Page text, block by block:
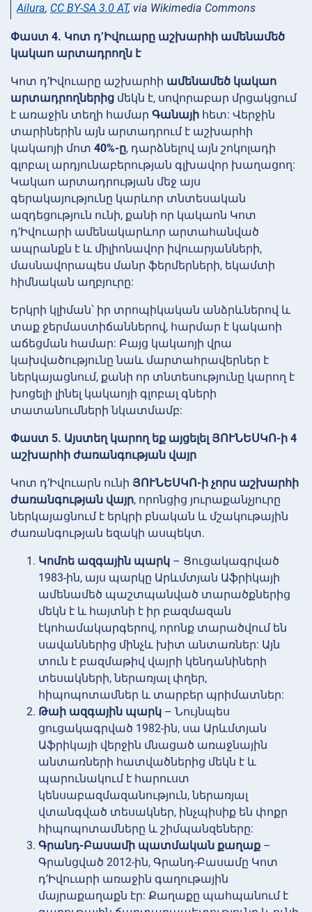
Ailura, CC BY-SA 3.0 AT, via Wikimedia Commons
Փաստ 4. Կոտ դ’Իվուարը աշխարհի ամենամեծ
կակաո արտադրողն է
Կոտ դ’Իվուարը աշխարհի ամենամեծ կակաո
արտադրողներից մեկն է, սովորաբար մրցակցում
է առաջին տեղի համար Գանայի հետ: Վերջին
տարիներին այն արտադրում է աշխարհի
կակաոյի մոտ 40%-ը, դարձնելով այն շոկոլադի
գլոբալ արդյունաբերության գլխավոր խաղացող:
Կակաո արտադրության մեջ այս
գերակայությունը կարևոր տնտեսական
ազդեցություն ունի, քանի որ կակաոն Կոտ
դ’Իվուարի ամենակարևոր արտահանված
ապրանքն է և միլիոնավոր իվուարյանների,
մասնավորապես մանր ֆերմերների, եկամտի
հիմնական աղբյուրը:
Երկրի կլիման՝ իր տրոպիկական անձրևներով և
տաք ջերմաստիճաններով, հարմար է կակաոի
աճեցման համար: Բայց կակաոյի վրա
կախվածությունը նաև մարտահրավերներ է
ներկայացնում, քանի որ տնտեսությունը կարող է
խոցելի լինել կակաոյի գլոբալ գների
տատանումների նկատմամբ:
Փաստ 5. Այստեղ կարող եք այցելել ՅՈՒՆԵՍԿՈ-ի 4
աշխարհի ժառանգության վայր
Կոտ դ’Իվուարն ունի ՅՈՒՆԵՍԿՈ-ի չորս աշխարհի
ժառանգության վայր, որոնցից յուրաքանչյուրը
ներկայացնում է երկրի բնական և մշակութային
ժառանգության եզակի ասպեկտ.
Կոմոե ազգային պարկ – Ցուցակագրված
1983-ին, այս պարկը Արևմտյան Աֆրիկայի
ամենամեծ պաշտպանված տարածքներից
մեկն է և հայտնի է իր բազմազան
էկոհամակարգերով, որոնք տարածվում են
սավաններից մինչև խիտ անտառներ: Այն
տուն է բազմաթիվ վայրի կենդանիների
տեսակների, ներառյալ փղեր,
հիպոպոտամներ և տարբեր պրիմատներ:
Թաի ազգային պարկ – Նույնպես
ցուցակագրված 1982-ին, սա Արևմտյան
Աֆրիկայի վերջին մնացած առաջնային
անտառների հատվածներից մեկն է և
պարունակում է հարուստ
կենսաբազմազանություն, ներառյալ
վտանգված տեսակներ, ինչպիսիք են փոքր
հիպոպոտամները և շիմպանզեները:
Գրանդ-Բասամի պատմական քաղաք –
Գրանցված 2012-ին, Գրանդ-Բասամը Կոտ
դ’Իվուարի առաջին գաղութային
մայրաքաղաքն էր: Քաղաքը պահպանում է